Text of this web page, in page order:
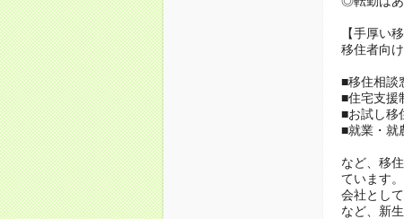
【手厚い
移住者向
■移住相談
■住宅支援
■お試し移
■就業・就
など、移
ています。
会社とし
など、新